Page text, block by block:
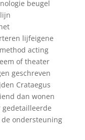
beugel
lijfeigene
acting
of theater
geschreven
Crataegus
dan wonen
gedetailleerde
ondersteuning